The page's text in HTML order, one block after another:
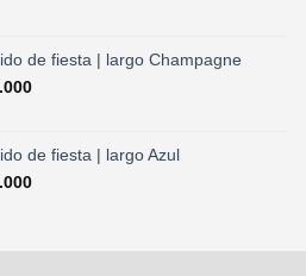
es:de fiesta | largo Champagne
El
es:
de fiesta | largo Azul
El